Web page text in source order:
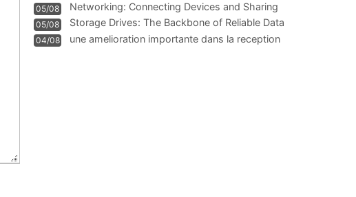
05/08
Networking: Connecting Devices and Sharing
Information
05/08
Storage Drives: The Backbone of Reliable Data
Management
04/08
une amelioration importante dans la reception